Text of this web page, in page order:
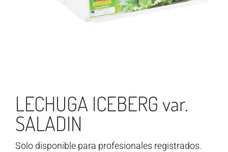
LECHUGA ICEBERG var.
SALADIN
Solo disponible para profesionales registrados.